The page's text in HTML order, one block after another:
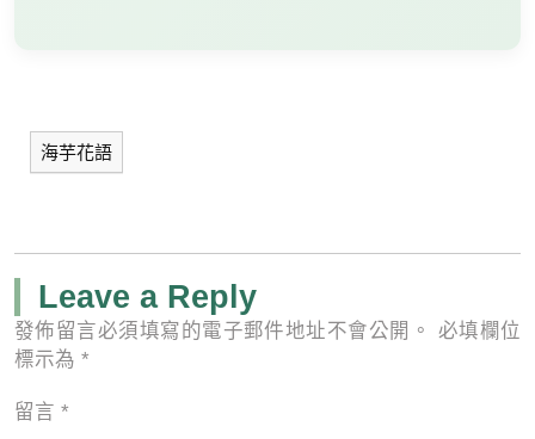
海芋花語
Leave a Reply
發佈留言必須填寫的電子郵件地址不會公開。
必填欄位
標示為 *
留言 *